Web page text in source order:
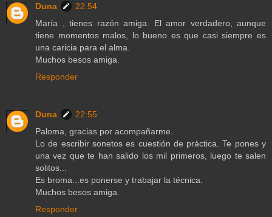
Duna
22:54
María , tienes razón amiga. El amor verdadero, aunque
tiene momentos malos, lo bueno es que casi siempre es
una caricia para el alma.
Muchos besos amiga.
Responder
Duna
22:55
Paloma, gracias por acompañarme.
Lo de escribir sonetos es cuestión de práctica. Te pones y
una vez que te han salido los mil primeros, luego te salen
solitos...
Es broma...es ponerse y trabajar la técnica.
Muchos besos amiga.
Responder